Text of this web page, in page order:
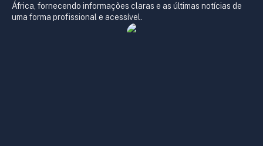
África, fornecendo informações claras e as últimas notícias de
uma forma profissional e acessível.